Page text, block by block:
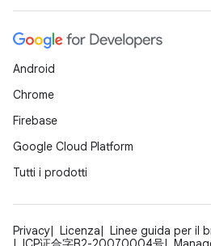
Android
Chrome
Firebase
Google Cloud Platform
Tutti i prodotti
Privacy Licenza
Linee guida per il